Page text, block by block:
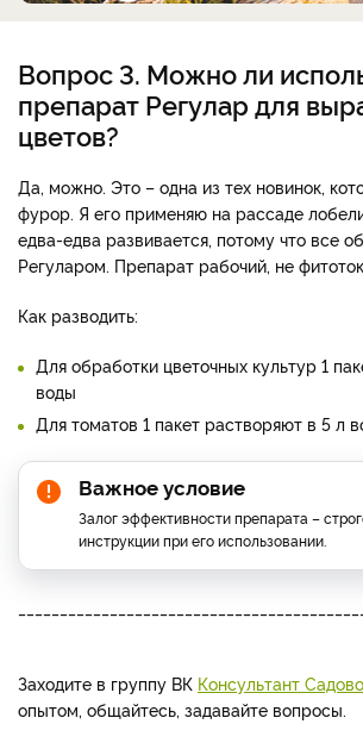
Вопрос 3. Можно ли
препарат Регулар для
цветов?
Да, можно. Это – одна из тех новинок,
фурор. Я его применяю на рассаде
едва-едва развивается, потому что все
Регуларом. Препарат рабочий, не
Как разводить:
Для обработки цветочных культур 1
воды
Для томатов 1 пакет растворяют в 5 л
Важное условие
Залог эффективности препарата –
инструкции при его использовании.
Заходите в группу ВК Консультант
опытом, общайтесь, задавайте вопросы.